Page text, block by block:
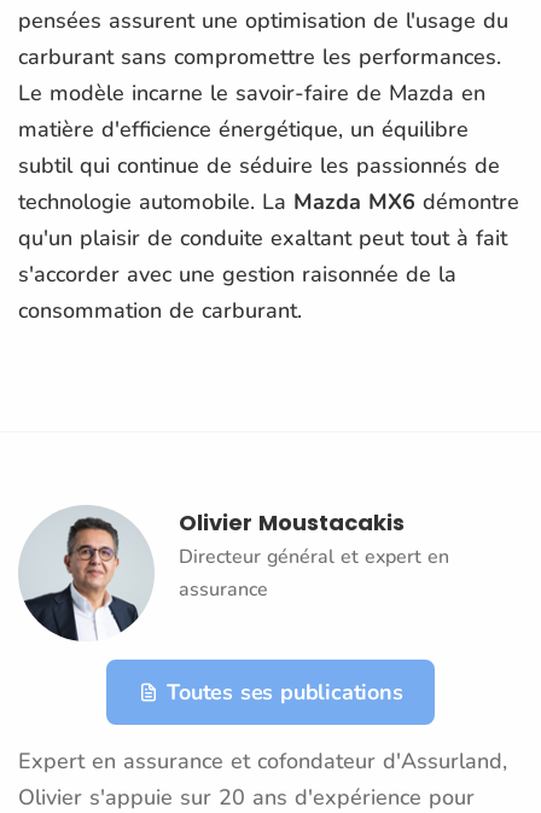
pensées assurent une optimisation de l'usage du
carburant sans compromettre les performances.
Le modèle incarne le savoir-faire de Mazda en
matière d'efficience énergétique, un équilibre
subtil qui continue de séduire les passionnés de
technologie automobile. La Mazda MX6 démontre
qu'un plaisir de conduite exaltant peut tout à fait
s'accorder avec une gestion raisonnée de la
consommation de carburant.
Olivier Moustacakis
Directeur général et expert en
assurance
Toutes ses publications
Expert en assurance et cofondateur d'Assurland,
Olivier s'appuie sur 20 ans d'expérience pour